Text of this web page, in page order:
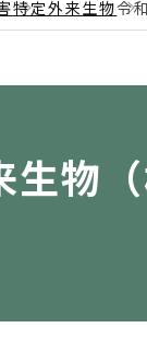
特定外来生物令
生物